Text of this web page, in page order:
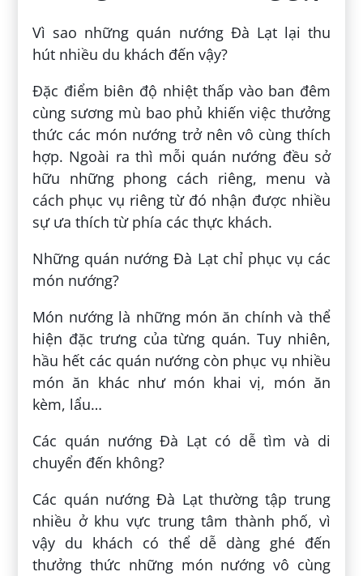
Vì sao những quán nướng Đà Lạt lại thu
hút nhiều du khách đến vậy?
Đặc điểm biên độ nhiệt thấp vào ban đêm
cùng sương mù bao phủ khiến việc thưởng
thức các món nướng trở nên vô cùng thích
hợp. Ngoài ra thì mỗi quán nướng đều sở
hữu những phong cách riêng, menu và
cách phục vụ riêng từ đó nhận được nhiều
sự ưa thích từ phía các thực khách.
Những quán nướng Đà Lạt chỉ phục vụ các
món nướng?
Món nướng là những món ăn chính và thể
hiện đặc trưng của từng quán. Tuy nhiên,
hầu hết các quán nướng còn phục vụ nhiều
món ăn khác như món khai vị, món ăn
kèm, lẩu…
Các quán nướng Đà Lạt có dễ tìm và di
chuyển đến không?
Các quán nướng Đà Lạt thường tập trung
nhiều ở khu vực trung tâm thành phố, vì
vậy du khách có thể dễ dàng ghé đến
thưởng thức những món nướng vô cùng